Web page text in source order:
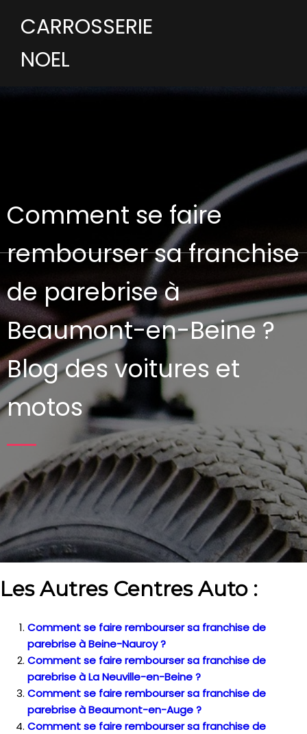
CARROSSERIE
NOEL
Comment se faire
rembourser sa franchise
de parebrise à
Beaumont-en-Beine ?
Blog des voitures et
motos
Les Autres Centres Auto :
Comment se faire rembourser sa franchise de
parebrise à Beine-Nauroy ?
Comment se faire rembourser sa franchise de
parebrise à La Neuville-en-Beine ?
Comment se faire rembourser sa franchise de
parebrise à Beaumont-en-Auge ?
Comment se faire rembourser sa franchise de